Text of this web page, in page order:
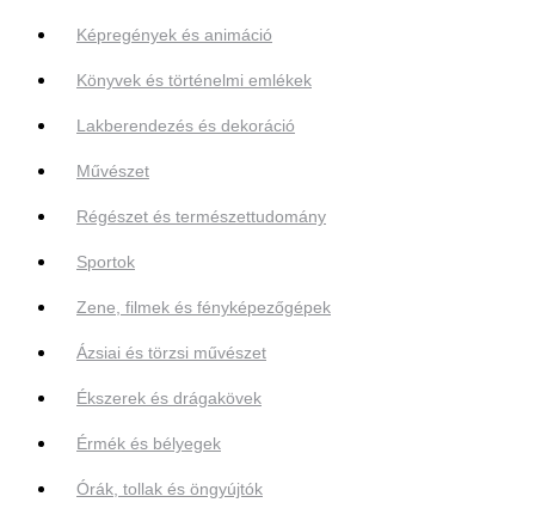
Képregények és animáció
Könyvek és történelmi emlékek
Lakberendezés és dekoráció
Művészet
Régészet és természettudomány
Sportok
Zene, filmek és fényképezőgépek
Ázsiai és törzsi művészet
Ékszerek és drágakövek
Érmék és bélyegek
Órák, tollak és öngyújtók